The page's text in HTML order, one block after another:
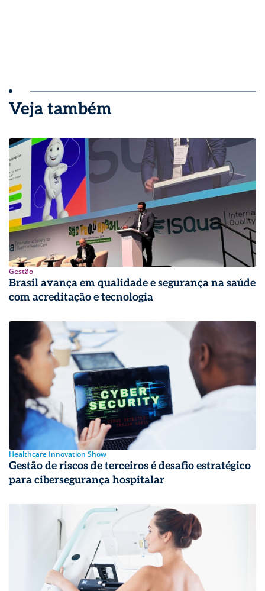
Veja também
Gestão
Brasil avança em qualidade e segurança na saúde
com acreditação e tecnologia
Healthcare Innovation Show
Gestão de riscos de terceiros é desafio estratégico
para cibersegurança hospitalar